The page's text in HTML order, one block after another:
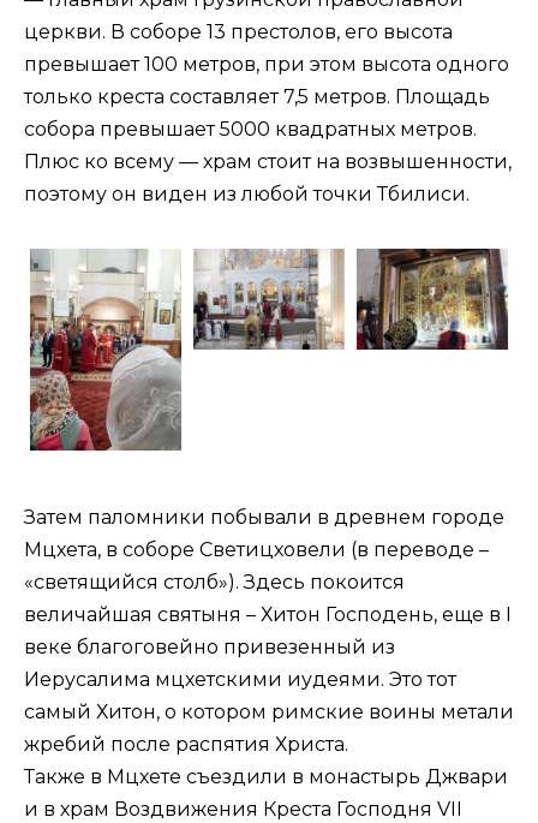
церкви. В соборе 13 престолов, его высота
превышает 100 метров, при этом высота одного
только креста составляет 7,5 метров. Площадь
собора превышает 5000 квадратных метров.
Плюс ко всему — храм стоит на возвышенности,
поэтому он виден из любой точки Тбилиси.
Затем паломники побывали в древнем городе
Мцхета, в соборе Светицховели (в переводе –
«светящийся столб»). Здесь покоится
величайшая святыня – Хитон Господень, еще в I
веке благоговейно привезенный из
Иерусалима мцхетскими иудеями. Это тот
самый Хитон, о котором римские воины метали
жребий после распятия Христа.
Также в Мцхете съездили в монастырь Джвари
и в храм Воздвижения Креста Господня VII